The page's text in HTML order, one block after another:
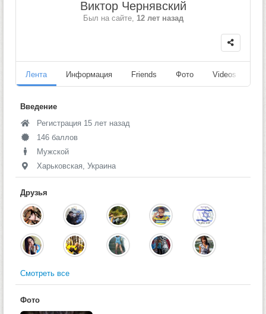
Виктор Чернявский
Был на сайте, 12 лет назад
Лента Информация Friends Фото Videos
Введение
Регистрация 15 лет назад
146 баллов
Мужской
Харьковская, Украина
Друзья
Смотреть все
Фото